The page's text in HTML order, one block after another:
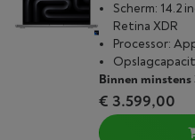
Scherm: 14.2
Retina XDR
Processor:
Binnen minstens
€ 3.599,00